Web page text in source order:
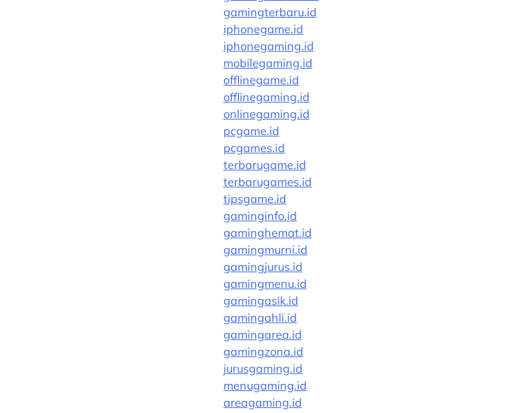
gamingterbaru.id
iphonegame.id
iphonegaming.id
mobilegaming.id
offlinegame.id
offlinegaming.id
onlinegaming.id
pcgame.id
pcgames.id
terbarugame.id
terbarugames.id
tipsgame.id
gaminginfo.id
gaminghemat.id
gamingmurni.id
gamingjurus.id
gamingmenu.id
gamingasik.id
gamingahli.id
gamingarea.id
gamingzona.id
jurusgaming.id
menugaming.id
areagaming.id